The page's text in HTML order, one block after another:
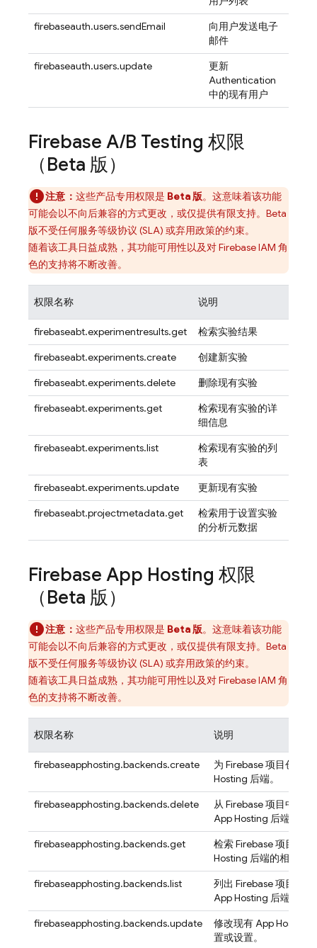
firebaseauth.users.sendEmail
向用户发送电子
邮件
firebaseauth.users.update
更新
Authentication
中的现有用户
Firebase A/B Testing 权限
（Beta 版）
注意： 这些产品专用权限是 Beta 版。这意味着该功能
可能会以不向后兼容的方式更改，或仅提供有限支持。Beta
版不受任何服务等级协议 (SLA) 或弃用政策的约束。
随着该工具日益成熟，其功能可用性以及对 Firebase IAM 角
色的支持将不断改善。
权限名称 说明
firebaseabt.experimentresults.get
检索实验结果
firebaseabt.experiments.create
创建新实验
firebaseabt.experiments.delete
删除现有实验
firebaseabt.experiments.get
检索现有实验的详
细信息
firebaseabt.experiments.list
检索现有实验的列
表
firebaseabt.experiments.update
更新现有实验
firebaseabt.projectmetadata.get
检索用于设置实验
的分析元数据
Firebase App Hosting 权限
（Beta 版）
注意： 这些产品专用权限是 Beta 版。这意味着该功能
可能会以不向后兼容的方式更改，或仅提供有限支持。Beta
版不受任何服务等级协议 (SLA) 或弃用政策的约束。
随着该工具日益成熟，其功能可用性以及对 Firebase IAM 角
色的支持将不断改善。
权限名称 说明
firebaseapphosting.backends.create
为 Firebase 项目创建
Hosting 后端。
firebaseapphosting.backends.delete
从 Firebase 项目中删
App Hosting 后端。
firebaseapphosting.backends.get
检索 Firebase 项目中
Hosting 后端的相关信
firebaseapphosting.backends.list
列出 Firebase 项目中
App Hosting 后端。
firebaseapphosting.backends.update
修改现有App Hosting
置或设置。